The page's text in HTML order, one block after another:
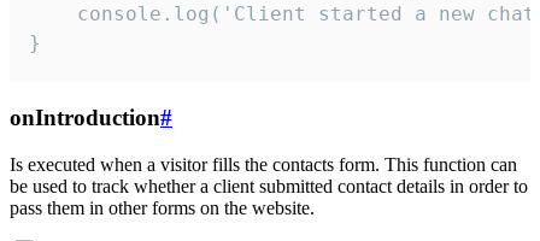
console.log('Client started a new
}
onIntroduction#
Is executed when a visitor fills the contacts form. This function can
be used to track whether a client submitted contact details in order to
pass them in other forms on the website.